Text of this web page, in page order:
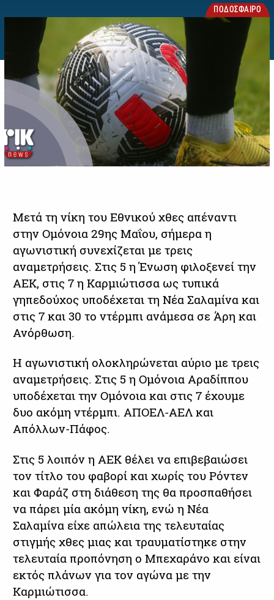
ΠΟΔΟΣΦΑΙΡΟ
Μετά τη νίκη του Εθνικού χθες απέναντι
στην Ομόνοια 29ης Μαΐου, σήμερα η
αγωνιστική συνεχίζεται με τρεις
αναμετρήσεις. Στις 5 η Ένωση φιλοξενεί την
ΑΕΚ, στις 7 η Καρμιώτισσα ως τυπικά
γηπεδούχος υποδέχεται τη Νέα Σαλαμίνα και
στις 7 και 30 το ντέρμπι ανάμεσα σε Άρη και
Ανόρθωση.
Η αγωνιστική ολοκληρώνεται αύριο με τρεις
αναμετρήσεις. Στις 5 η Ομόνοια Αραδίππου
υποδέχεται την Ομόνοια και στις 7 έχουμε
δυο ακόμη ντέρμπι. ΑΠΟΕΛ-ΑΕΛ και
Απόλλων-Πάφος.
Στις 5 λοιπόν η ΑΕΚ θέλει να επιβεβαιώσει
τον τίτλο του φαβορί και χωρίς του Ρόντεν
και Φαράζ στη διάθεση της θα προσπαθήσει
να πάρει μία ακόμη νίκη, ενώ η Νέα
Σαλαμίνα είχε απώλεια της τελευταίας
στιγμής χθες μιας και τραυματίστηκε στην
τελευταία προπόνηση ο Μπεχαράνο και είναι
εκτός πλάνων για τον αγώνα με την
Καρμιώτισσα.